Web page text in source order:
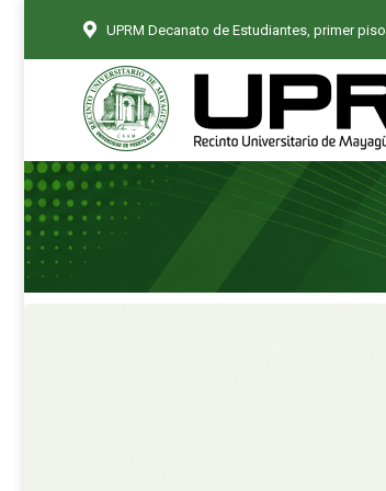
UPRM Decanato de Estudiantes, primer piso
Inicio